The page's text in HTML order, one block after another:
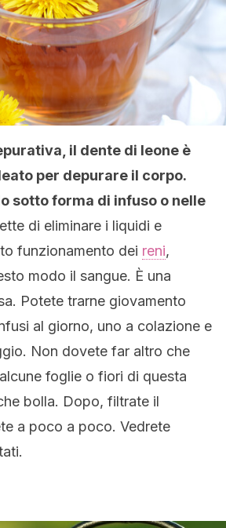
il dente di leone è
per depurare il corpo.
sotto forma di infuso o nelle
di eliminare i liquidi e
funzionamento dei reni,
modo il sangue. È una
Potete trarne giovamento
al giorno, uno a colazione e
Non dovete far altro che
foglie o fiori di questa
bolla. Dopo, filtrate il
a poco a poco. Vedrete